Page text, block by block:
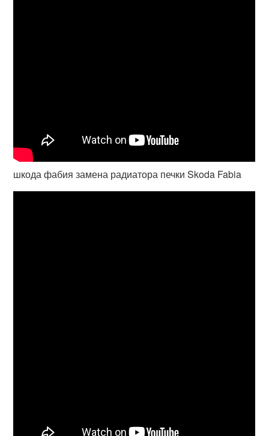
шкода фабия замена радиатора печки Skoda Fabia